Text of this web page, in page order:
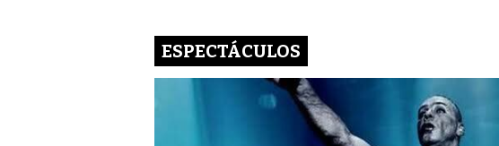
ESPECTÁCULOS